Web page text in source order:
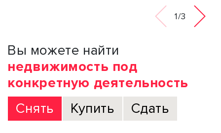
1/3
Вы можете найти
недвижимость под
конкретную деятельность
Снять
Купить Сдать